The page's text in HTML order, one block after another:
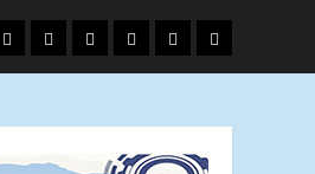
專
題
娛
樂
政
治
國
際
運
動
生
活